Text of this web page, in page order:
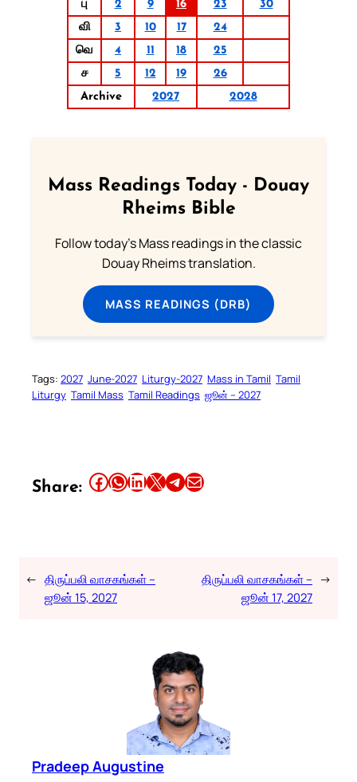
பு
2 9 16 23
30
வி
3 10 17
24
வெ
4 11 18
25
ச
5 12 19
26
Archive
2027 2028
Mass Readings Today - Douay
Rheims Bible
Follow today's Mass readings in the classic
Douay Rheims translation.
MASS READINGS (DRB)
Tags: 2027 June-2027 Liturgy-2027 Mass in Tamil Tamil
Liturgy Tamil Mass Tamil Readings ஜூன் – 2027
Share: Share this article on Facebook Share this article on WhatsApp Share this article on LinkedIn Share this article on X Share this article on TelegramEmail this Article
← திருப்பலி வாசகங்கள் –
ஜூன் 15, 2027
திருப்பலி வாசகங்கள் –
ஜூன் 17, 2027
→
Pradeep Augustine